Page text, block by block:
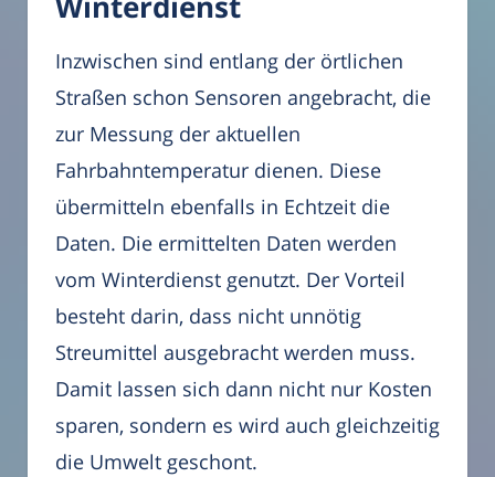
Inzwischen sind entlang der örtlichen
Straßen schon Sensoren angebracht, die
zur Messung der aktuellen
Fahrbahntemperatur dienen. Diese
übermitteln ebenfalls in Echtzeit die
Daten. Die ermittelten Daten werden
vom Winterdienst genutzt. Der Vorteil
besteht darin, dass nicht unnötig
Streumittel ausgebracht werden muss.
Damit lassen sich dann nicht nur Kosten
sparen, sondern es wird auch gleichzeitig
die Umwelt geschont.